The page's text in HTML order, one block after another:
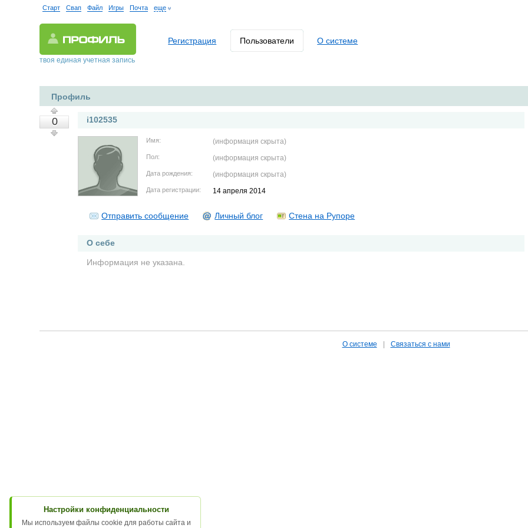
Старт Свап Файл Игры Почта еще
твоя единая учетная запись
Регистрация Пользователи О системе
Профиль
0 i102535
Имя: (информация скрыта)
Пол: (информация скрыта)
Дата рождения: (информация скрыта)
Дата регистрации: 14 апреля 2014
Отправить сообщение Личный блог Стена на Рупоре
О себе
Информация не указана.
О системе Связаться с нами
Настройки конфиденциальности
Мы используем файлы cookie для работы сайта и